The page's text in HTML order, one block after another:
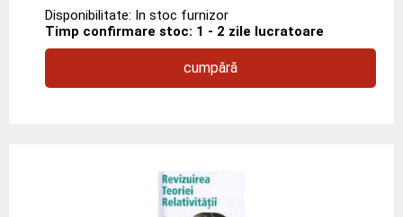
Disponibilitate: In stoc furnizor
Timp confirmare stoc: 1 - 2 zile lucratoare
cumpără